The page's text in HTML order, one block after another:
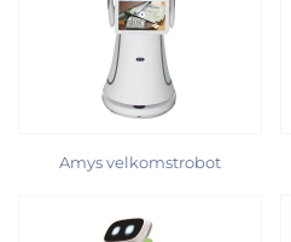
Amys velkomstrobot